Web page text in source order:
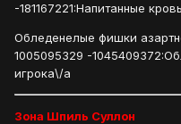
-181167221:Напитанные
Обледенелые фишки
1005095329 -
игрока\/a
Зона Шпиль Суллон